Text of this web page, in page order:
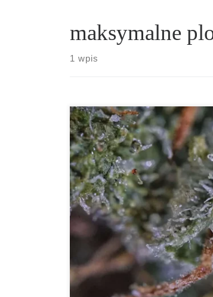
maksymalne
1 wpis
Sekrety maksymalnych plonów i
przewodnik dla legalnych upraw Nie
wszystkich odmian, ponieważ
prowadzenia roślin w różnym
zgodnie podkreślają, że o momencie